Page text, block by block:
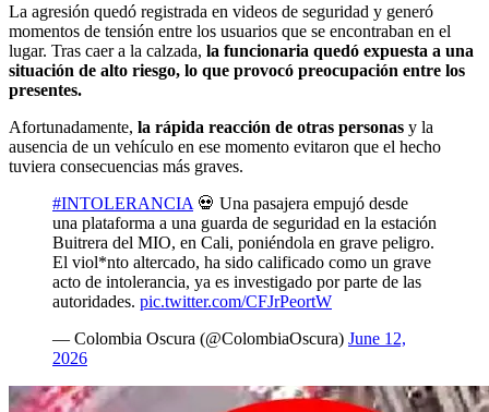
La agresión quedó registrada en videos de seguridad y generó
momentos de tensión entre los usuarios que se encontraban en el
lugar. Tras caer a la calzada, la funcionaria quedó expuesta a una
situación de alto riesgo, lo que provocó preocupación entre los
presentes.
Afortunadamente, la rápida reacción de otras personas y la
ausencia de un vehículo en ese momento evitaron que el hecho
tuviera consecuencias más graves.
#INTOLERANCIA 💀 Una pasajera empujó desde
una plataforma a una guarda de seguridad en la estación
Buitrera del MIO, en Cali, poniéndola en grave peligro.
El viol*nto altercado, ha sido calificado como un grave
acto de intolerancia, ya es investigado por parte de las
autoridades. pic.twitter.com/CFJrPeortW
— Colombia Oscura (@ColombiaOscura) June 12,
2026